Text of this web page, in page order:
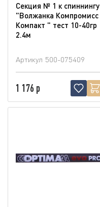
Секция № 1 к спиннингу
"Волжанка Компромисс
Компакт " тест 10-40гр
2.4м
Артикул 500-075409
1 176 р